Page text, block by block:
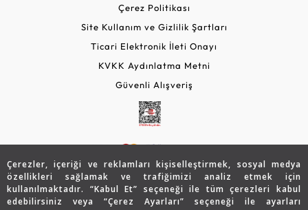
Çerezler, içeriği ve reklamları kişiselleştirmek, sosyal medya
özellikleri sağlamak ve trafiğimizi analiz etmek için
kullanılmaktadır. “Kabul Et” seçeneği ile tüm çerezleri kabul
edebilirsiniz veya “Çerez Ayarları” seçeneği ile ayarları
© 2026 Assos Diamond
Çerez Politikası
Site Kullanım ve Gizlilik Şartları
Ticari Elektronik İleti Onayı
KVKK Aydınlatma Metni
Güvenli Alışveriş